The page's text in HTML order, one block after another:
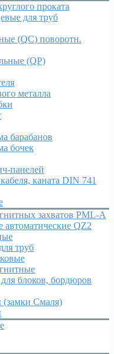
проката
для труб
(QC) поворотн.
(QP)
металла
барабанов
бочек
панелей
каната DIN 741
захватов PML-A
автоматические QZ2
труб
блоков, бордюров
Смаля)